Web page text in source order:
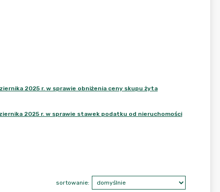
2025 r. w sprawie obniżenia ceny skupu żyta
2025 r. w sprawie stawek podatku od nieruchomości
sortowanie: